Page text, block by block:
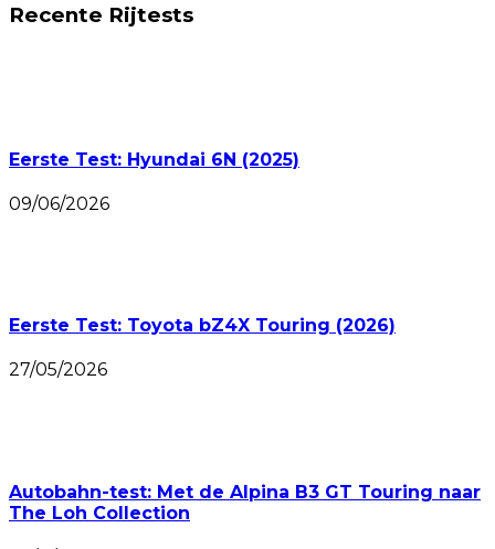
Recente Rijtests
Eerste Test: Hyundai 6N (2025)
09/06/2026
Eerste Test: Toyota bZ4X Touring (2026)
27/05/2026
Autobahn-test: Met de Alpina B3 GT Touring naar
The Loh Collection